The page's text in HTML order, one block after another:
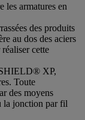
les armatures en
des produits
au dos des aciers
cette
XP,
Toute
des moyens
la jonction par fil